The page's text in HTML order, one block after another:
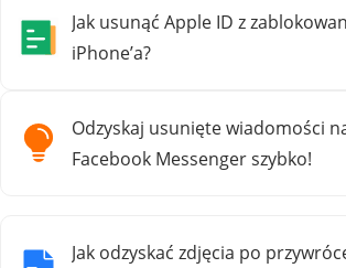
Jak usunąć Apple ID z
iPhone’a?
Odzyskaj usunięte wiadomości
Facebook Messenger szybko!
Jak odzyskać zdjęcia po